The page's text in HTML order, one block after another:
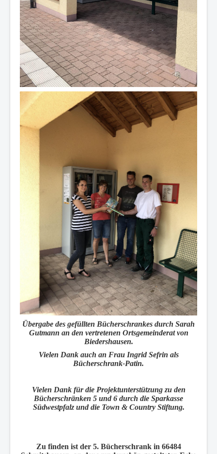
Übergabe des gefüllten Bücherschrankes durch Sarah
Gutmann an den vertretenen Ortsgemeinderat von
Biedershausen.
Vielen Dank auch an Frau Ingrid Sefrin als
Bücherschrank-Patin.
Vielen Dank für die Projektunterstützung zu den
Bücherschränken 5 und 6 durch die Sparkasse
Südwestpfalz und die Town & Country Stiftung.
Zu finden ist der 5. Bücherschrankin 66484